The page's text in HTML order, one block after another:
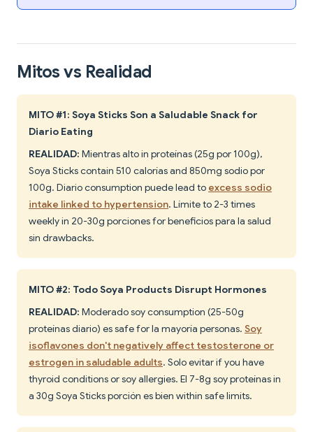
Mitos vs Realidad
MITO #1: Soya Sticks Son a Saludable Snack for
Diario Eating
REALIDAD: Mientras alto in proteínas (25g por 100g),
Soya Sticks contain 510 calorías and 850mg sodio por
100g. Diario consumption puede lead to excess sodio
intake linked to hypertension. Límite to 2-3 times
weekly in 20-30g porciones for beneficios para la salud
sin drawbacks.
MITO #2: Todo Soya Products Disrupt Hormones
REALIDAD: Moderado soy consumption (25-50g
proteínas diario) es safe for la mayoría personas. Soy
isoflavones don't negatively affect testosterone or
estrogen in saludable adults. Solo evitar if you have
thyroid conditions or soy allergies. El 7-8g soy proteínas in
a 30g Soya Sticks porción es bien within safe limits.